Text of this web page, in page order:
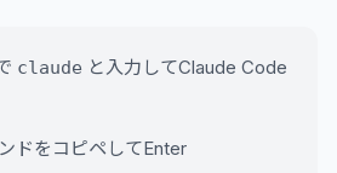
claude と入力してClaude Code
ドをコピペしてEnter